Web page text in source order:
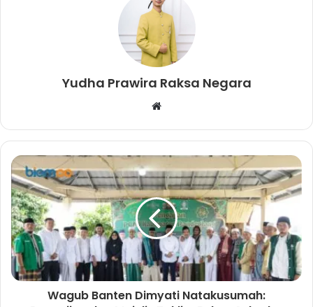
Yudha Prawira Raksa Negara
b
s
i
t
e
Wagub Banten Dimyati Natakusumah: